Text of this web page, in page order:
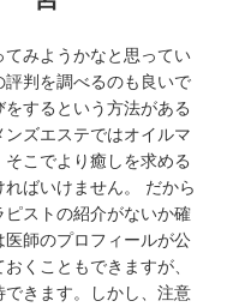
みようかなと思ってい
判を調べるのも良いで
するという方法がある
ズエステではオイルマ
こでより癒しを求める
ばいけません。 だから
ストの紹介がないか確
師のプロフィールが公
くこともできますが、
きます。しかし、注意